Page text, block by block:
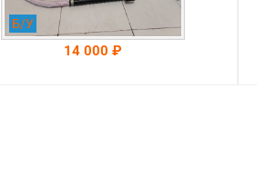
Б/У
14 000 ₽